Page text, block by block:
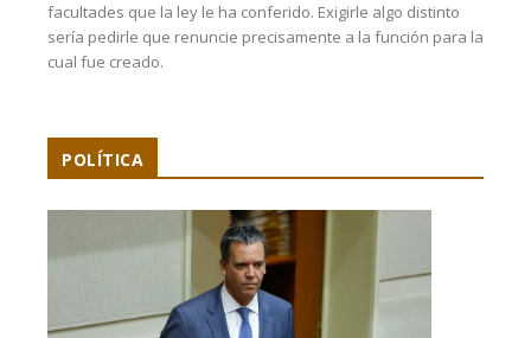
facultades que la ley le ha conferido. Exigirle algo distinto
sería pedirle que renuncie precisamente a la función para la
cual fue creado.
POLÍTICA